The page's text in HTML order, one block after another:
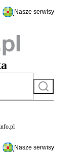
Nasze serwisy
Szukaj
się w nowej karcie
otwiera się w nowej karcie
Nasze serwisy